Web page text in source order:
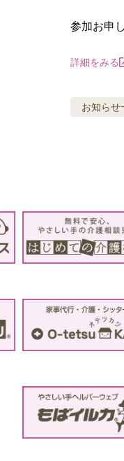
参加お申
詳細をみる
お知らせ